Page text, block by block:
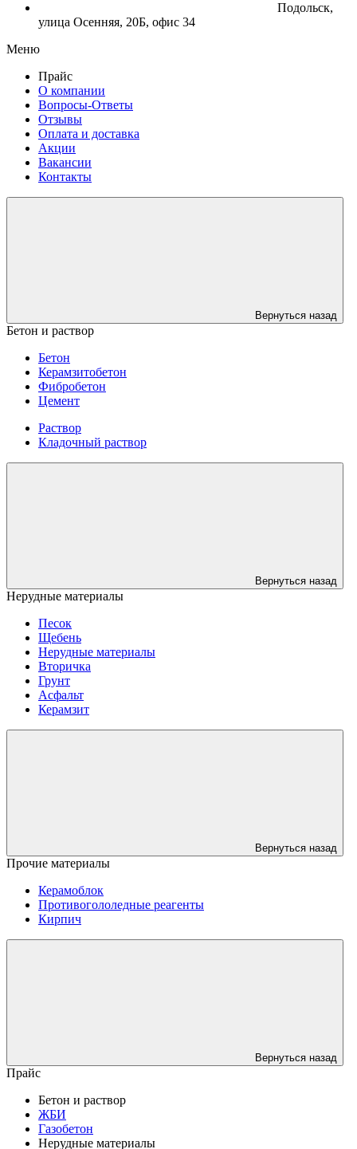
Подольск,
улица Осенняя, 20Б, офис 34
Меню
Прайс
О компании
Вопросы-Ответы
Отзывы
Оплата и доставка
Акции
Вакансии
Контакты
Вернуться назад
Бетон и раствор
Бетон
Керамзитобетон
Фибробетон
Цемент
Раствор
Кладочный раствор
Вернуться назад
Нерудные материалы
Песок
Щебень
Нерудные материалы
Вторичка
Грунт
Асфальт
Керамзит
Вернуться назад
Прочие материалы
Керамоблок
Противогололедные реагенты
Кирпич
Вернуться назад
Прайс
Бетон и раствор
ЖБИ
Газобетон
Нерудные материалы